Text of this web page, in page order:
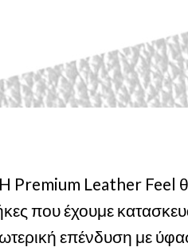
H Premium Leather Feel
που έχουμε
επένδυση με